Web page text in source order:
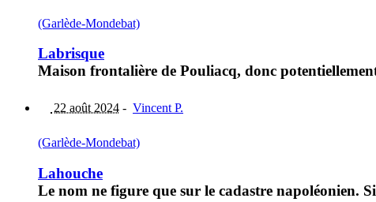
(Garlède-Mondebat)
Labrisque
Maison frontalière de Pouliacq, donc
22 août 2024 - Vincent P.
(Garlède-Mondebat)
Lahouche
Le nom ne figure que sur le cadastre napoléonien.